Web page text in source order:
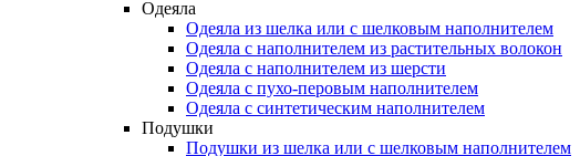
Одеяла
Одеяла из шелка или с шелковым наполнителем
Одеяла с наполнителем из растительных волокон
Одеяла с наполнителем из шерсти
Одеяла с пухо-перовым наполнителем
Одеяла с синтетическим наполнителем
Подушки
Подушки из шелка или с шелковым наполнителем